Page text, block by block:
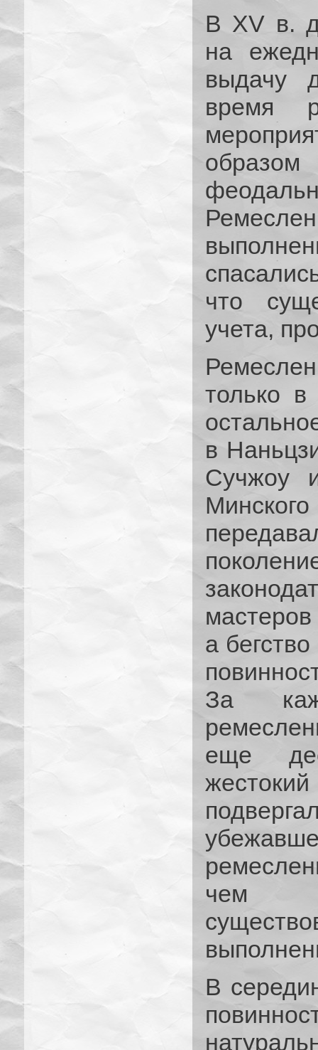
В XV в.
на
выдачу
время
что
учета,
только
в
Сучжоу
а
За
еще
чем
В